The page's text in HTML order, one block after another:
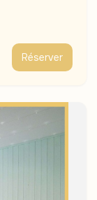
Réserver